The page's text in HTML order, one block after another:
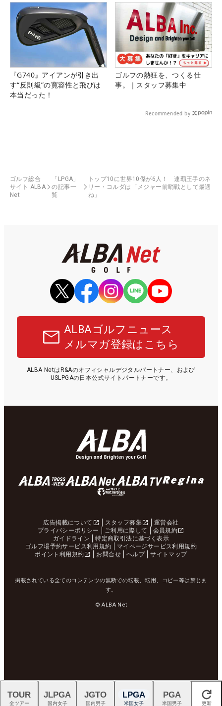
『G740』アイアンが引き出
す“反則級”の寛容性と飛びは
本当だった！
ゴルフの熱狂を、つくる仕
事。｜スタッフ募集中
Recommended by
ゴルフ総合
サイト ALBA
Net
「LPGA」
の記事一
覧
トップ10に世界10傑が6人！ 連覇王手のネ
リー・コルダは「メジャー前哨戦として最適
ね」
ALBAゴルフニュース
メルマガ登録はこちら
ALBA NetはR&Aのオフィシャルデジタルパートナー、および
USLPGAの日本公式サイトパートナーです。
広告掲載について スタッフ募集
運営会社
プライバシーポリシー
ご利用に際して
会員規約
ガイドライン
特定商取引法に基づく表示
ゴルフ場予約サービス利用規約
マイページサービス利用規約
ポイント利用規約
お問合せ ヘルプ サイトマップ
掲載されている全てのコンテンツの無断での転載、転用、コピー等は禁じま
す。
© ALBA Net
閉じる
TOUR
全ツアー
JLPGA
国内女子
JGTO
国内男子
LPGA
米国女子
PGA
米国男子 更新